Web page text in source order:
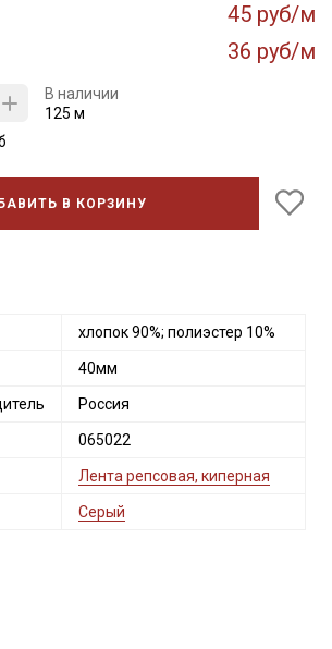
45 руб/м
36 руб/м
В наличии
125 м
В КОРЗИНУ
хлопок 90%; полиэстер 10%
40мм
Россия
065022
Лента репсовая, киперная
Серый